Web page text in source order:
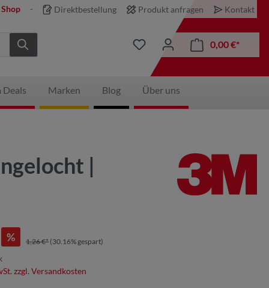
Direktbestellung Produkt anfragen Kontakt
0,00 €*
Deals Marken Blog Über uns
|
% 1,26 €* (30.16% gespart)
zzgl. Versandkosten